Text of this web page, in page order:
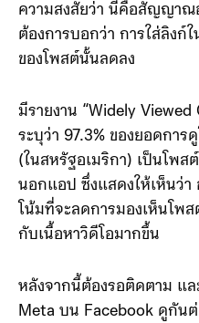
ความสงสัยว่า นี่คือสัญญาณ
ต้องการบอกว่า การใส่ลิงก์
ของโพสต์นั้นลดลง
มีรายงาน “Widely
ระบุว่า 97.3% ของยอดกา
(ในสหรัฐอเมริกา) เป็นโพส
นอกแอป ซึ่งแสดงให้เห็นว่
โน้มที่จะลดการมองเห็นโพ
กับเนื้อหาวิดีโอมากขึ้น
หลังจากนี้ต้องรอติดตาม แ
Meta บน Facebook ดูกัน